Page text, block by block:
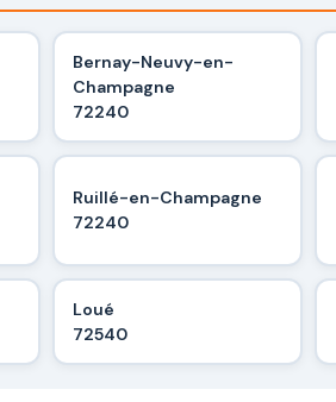
Bernay-Neuvy-en-
Champagne
72240
Ruillé-en-Champagne
72240
Loué
72540